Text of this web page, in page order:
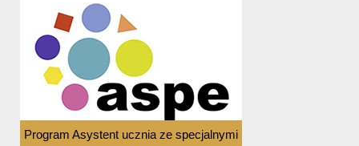
Program Asystent ucznia ze specjalnymi